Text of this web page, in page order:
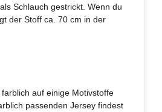
Schlauch gestrickt. Wenn du
der Stoff ca. 70 cm in der
auf einige Motivstoffe
passenden Jersey findest